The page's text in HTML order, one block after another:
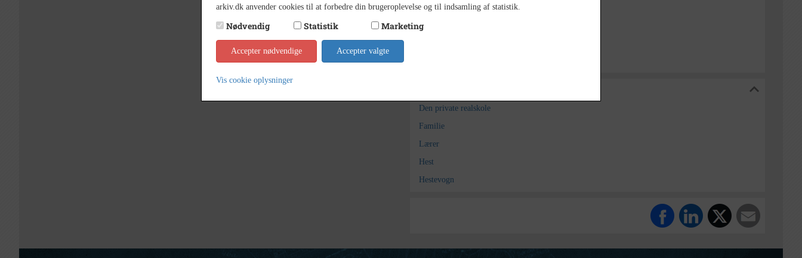
Fotograf Ukendt
Arkiv
Den private realskole
Familie
Lærer
Hest
Hestevogn
arkiv.dk anvender cookies til at forbedre din brugeroplevelse og til indsamling af statistik.
Nødvendig Statistik Marketing
Accepter nødvendige Accepter valgte
Vis cookie oplysninger